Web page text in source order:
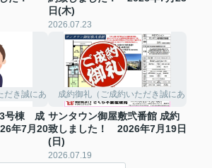
日(木)
2026.07.23
だき誠にありがとうございました。）
号棟 成
年7月20
成約御礼（ご成約いただき誠にありが
サンタウン御屋敷弐番館 成約
致しました！ 2026年7月19日
(日)
2026.07.19